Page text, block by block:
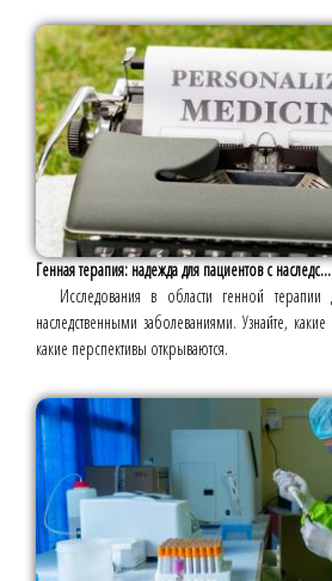
Генная терапия: надежда для пациентов с наследс...
Исследования в области генной
наследственными заболеваниями. Узнайте, какие
какие перспективы открываются.